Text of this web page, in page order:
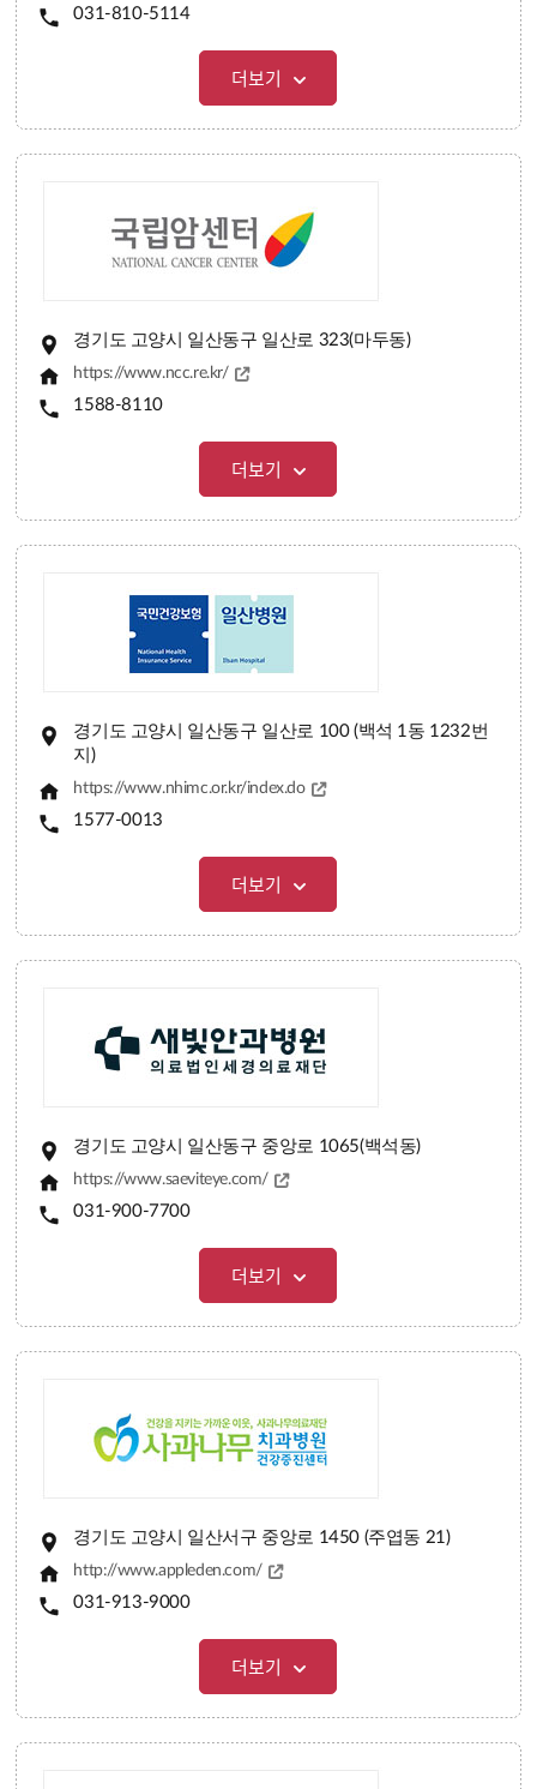
031-810-5114
더보기
경기도 고양시 일산동구 일산로 323(마두동)
https://www.ncc.re.kr/
1588-8110
더보기
경기도 고양시 일산동구 일산로 100 (백석 1동 1232번
지)
https://www.nhimc.or.kr/index.do
1577-0013
더보기
경기도 고양시 일산동구 중앙로 1065(백석동)
https://www.saeviteye.com/
031-900-7700
더보기
경기도 고양시 일산서구 중앙로 1450 (주엽동 21)
http://www.appleden.com/
031-913-9000
더보기